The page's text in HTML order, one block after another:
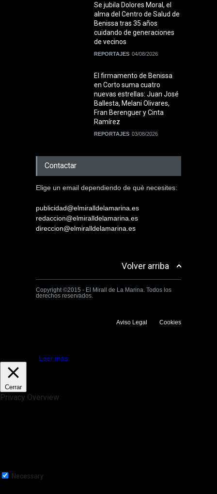
Se jubila Dolores Moral, el
alma del Centro de Salud de
Benissa tras 35 años
cuidando de generaciones
de vecinos
REPORTAJES 04/08/2026
El firmamento de Benissa
en Corto suma cuatro
nuevas estrellas: Juan José
Ballesta, Melani Olivares,
Fran Berenguer y Cinta
Ramírez
REPORTAJES 03/08/2026
Contactar
Elige un email dependiendo de què necesites:
publicidad@elmiralldelamarina.es
redaccion@elmiralldelamarina.es
direccion@elmiralldelamarina.es
Volver arriba
Copyright ©2015 - El Mirall de La Marina. Todos los
derechos reservados.
Aviso Legal Cookies
Leer más
Cerrar
Privacy Overview
Necessary